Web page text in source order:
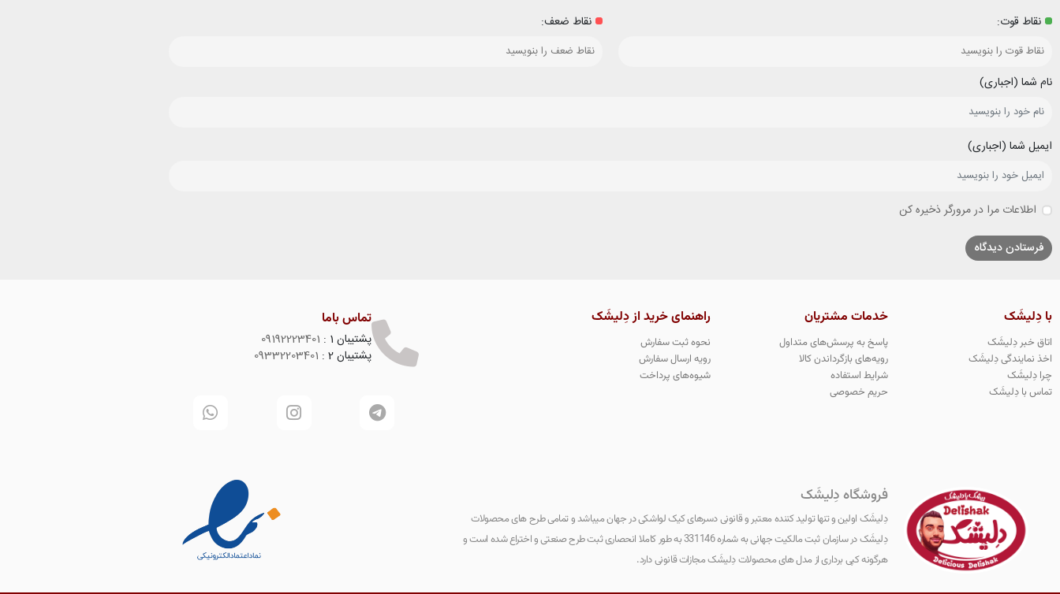
نقاط قوت: نقاط ضعف:
نام شما (اجباری)
ایمیل شما (اجباری)
اطلاعات مرا در مرورگر ذخیره کن
با دِلیشَک
اتاق خبر دِلیشَک
اخذ نمایندگی دِلیشَک
چرا دِلیشَک
تماس با دِلیشَک
خدمات مشتریان
پاسخ به پرسش‌های متداول
رویه‌های بازگرداندن کالا
شرایط استفاده
حریم خصوصی
راهنمای خرید از دِلیشَک
نحوه ثبت سفارش
رویه ارسال سفارش
شیوه‌های پرداخت
تماس باما
پشتیبان 1 :
09192223401
پشتیبان 2 :
09332203401
فروشگاه دِلیشَک
دِلیشَک اولین و‌ تنها تولید کننده معتبر و قانونی دسرهای کیک لواشکی در جهان میباشد و تمامی طرح های محصولات
دِلیشَک در سازمان ثبت مالکیت جهانی به شماره 331146 به طور کاملا انحصاری ثبت طرح صنعتی و اختراع شده است و
هرگونه کپی برداری از مدل های محصولات دِلیشَک مجازات قانونی دارد.